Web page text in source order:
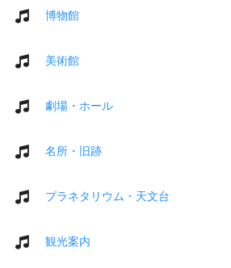
博物館
美術館
劇場・ホール
名所・旧跡
プラネタリウム・天文台
観光案内